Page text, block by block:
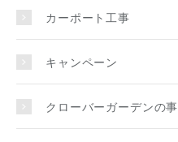
カーポート工事
キャンペーン
クローバーガーデンの事